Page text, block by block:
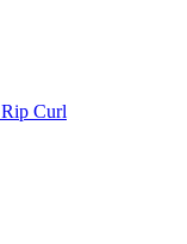
Rip Curl